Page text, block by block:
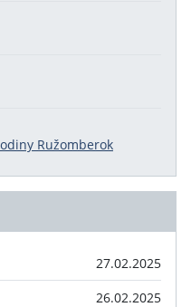
Ružomberok
27.02.2025
26.02.2025